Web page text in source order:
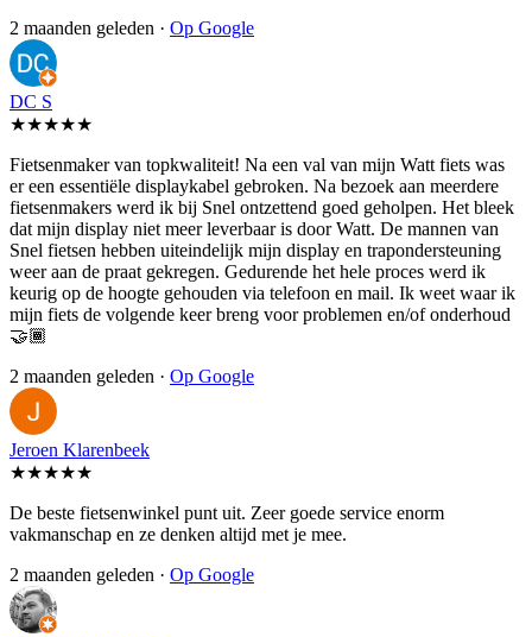
2 maanden geleden · Op Google
DC S
★★★★★
Fietsenmaker van topkwaliteit! Na een val van mijn Watt fiets was
er een essentiële displaykabel gebroken. Na bezoek aan meerdere
fietsenmakers werd ik bij Snel ontzettend goed geholpen. Het bleek
dat mijn display niet meer leverbaar is door Watt. De mannen van
Snel fietsen hebben uiteindelijk mijn display en trapondersteuning
weer aan de praat gekregen. Gedurende het hele proces werd ik
keurig op de hoogte gehouden via telefoon en mail. Ik weet waar ik
mijn fiets de volgende keer breng voor problemen en/of onderhoud
🤝🏾
2 maanden geleden · Op Google
Jeroen Klarenbeek
★★★★★
De beste fietsenwinkel punt uit. Zeer goede service enorm
vakmanschap en ze denken altijd met je mee.
2 maanden geleden · Op Google